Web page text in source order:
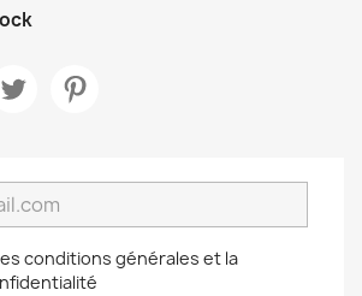
conditions générales et la